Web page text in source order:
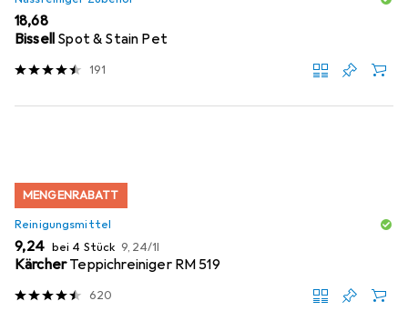
EUR
18,68
Bissell Spot & Stain Pet
191
MENGENRABATT
Reinigungsmittel
EUR
9,24 bei 4 Stück EUR
9,24/1l
KärcherTeppichreiniger RM 519
620